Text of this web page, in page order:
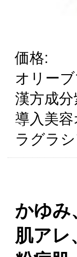
価格:
オリー
漢方成
導入美
ラグラシ
かゆみ
肌ア